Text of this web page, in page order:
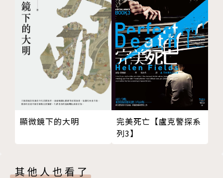
巴爾札克以兩條主線闡釋金錢對人性造成的罪惡，一邊
是拉斯帝涅為了追求名利而一步步沉淪的掙扎過程，另
一邊則是高老頭一再以金錢換取女兒的親情終究絕望以
終的父愛，使小說讀來令人膽戰心驚、低迴不已。
「不管人家把上流社會說得怎麼壞，你相信就是！
沒有一個諷刺作家能寫盡隱藏在金銀財寶底下的醜
惡。」
顯微鏡下的大明
完美死亡【盧克警探系
列3】
其他人也看了